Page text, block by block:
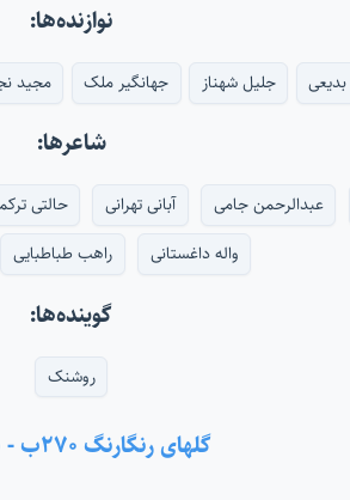
نوازنده‌ها:
جلیل شهناز جهانگیر ملک مجید
شاعرها:
عبدالرحمن جامی آبانی تهرانی حالتی
واله داغستانی
راهب طباطبایی
گوینده‌ها:
روشنک
گلهای رنگارنگ ۲۷۰ب - همایون